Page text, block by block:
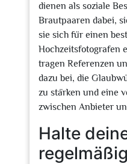
dienen als soziale
Brautpaaren dabei,
sie sich für einen
Hochzeitsfotografen
tragen Referenzen
dazu bei, die
zu stärken und eine
zwischen Anbieter
Halte